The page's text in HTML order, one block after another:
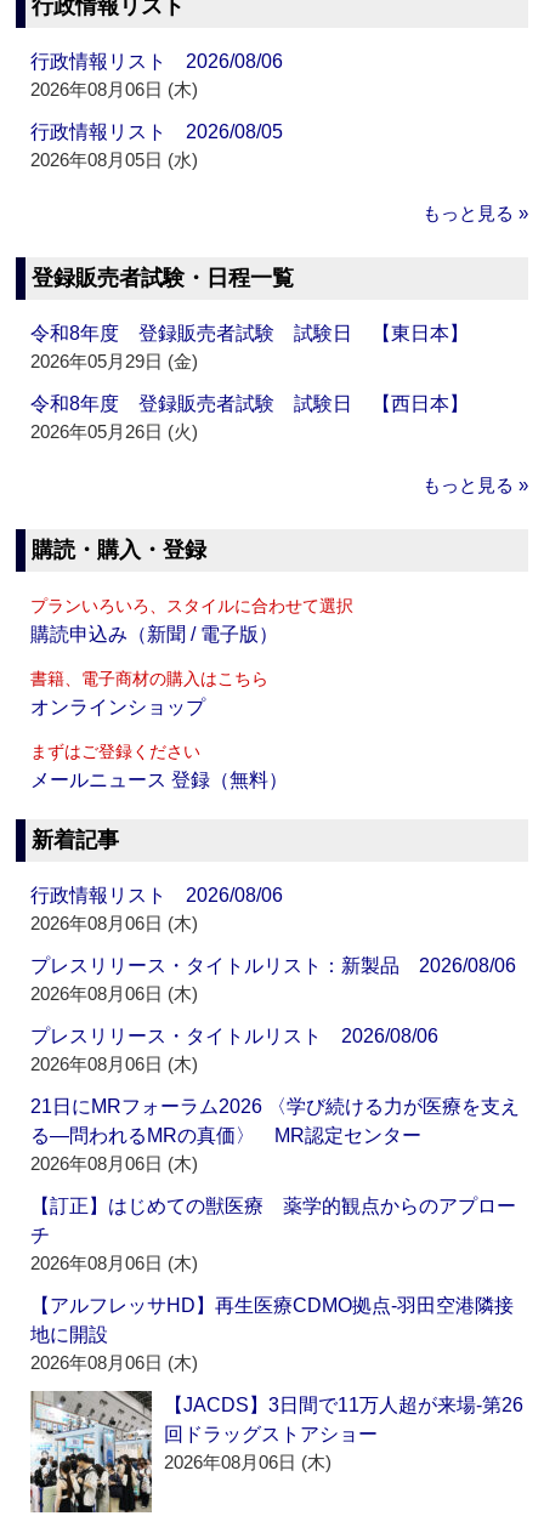
行政情報リスト
行政情報リスト 2026/08/06
2026年08月06日 (木)
行政情報リスト 2026/08/05
2026年08月05日 (水)
もっと見る »
登録販売者試験・日程一覧
令和8年度 登録販売者試験 試験日 【東日本】
2026年05月29日 (金)
令和8年度 登録販売者試験 試験日 【西日本】
2026年05月26日 (火)
もっと見る »
購読・購入・登録
プランいろいろ、スタイルに合わせて選択
購読申込み（新聞 / 電子版）
書籍、電子商材の購入はこちら
オンラインショップ
まずはご登録ください
メールニュース 登録（無料）
新着記事
行政情報リスト 2026/08/06
2026年08月06日 (木)
プレスリリース・タイトルリスト：新製品 2026/08/06
2026年08月06日 (木)
プレスリリース・タイトルリスト 2026/08/06
2026年08月06日 (木)
21日にMRフォーラム2026 〈学び続ける力が医療を支え
る―問われるMRの真価〉 MR認定センター
2026年08月06日 (木)
【訂正】はじめての獣医療 薬学的観点からのアプロー
チ
2026年08月06日 (木)
【アルフレッサHD】再生医療CDMO拠点‐羽田空港隣接
地に開設
2026年08月06日 (木)
【JACDS】3日間で11万人超が来場‐第26
回ドラッグストアショー
2026年08月06日 (木)